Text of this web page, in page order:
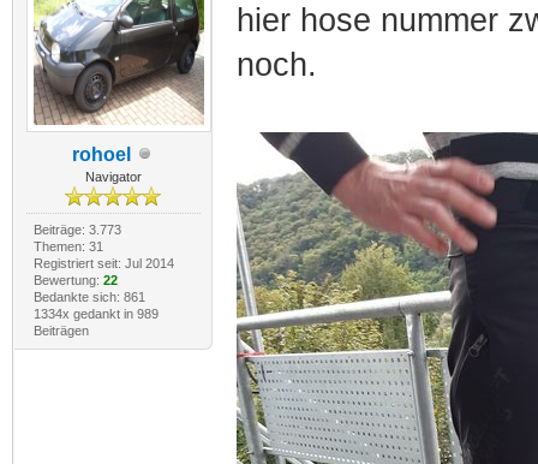
rohoel
Navigator
Beiträge: 3.773
Themen: 31
Registriert seit: Jul 2014
Bewertung: 22
Bedankte sich: 861
1334x gedankt in 989
Beiträgen
hier hose nummer
noch.